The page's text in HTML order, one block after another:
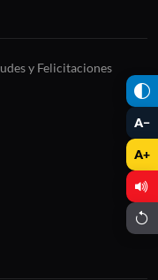
A−
A+
y Felicitaciones